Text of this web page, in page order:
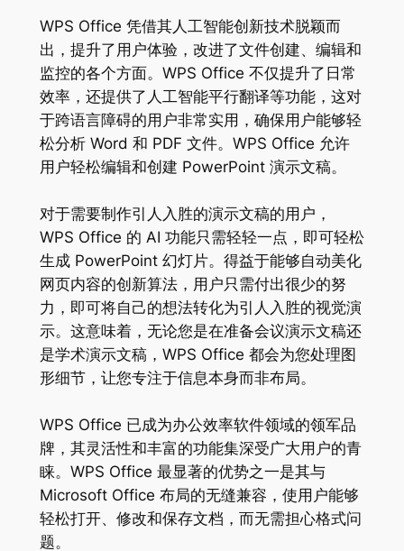
WPS Office 凭借其人工智能创新技术脱颖而
出，提升了用户体验，改进了文件创建、编辑和
监控的各个方面。WPS Office 不仅提升了日常
效率，还提供了人工智能平行翻译等功能，这对
于跨语言障碍的用户非常实用，确保用户能够轻
松分析 Word 和 PDF 文件。WPS Office 允许
用户轻松编辑和创建 PowerPoint 演示文稿。
对于需要制作引人入胜的演示文稿的用户，
WPS Office 的 AI 功能只需轻轻一点，即可轻松
生成 PowerPoint 幻灯片。得益于能够自动美化
网页内容的创新算法，用户只需付出很少的努
力，即可将自己的想法转化为引人入胜的视觉演
示。这意味着，无论您是在准备会议演示文稿还
是学术演示文稿，WPS Office 都会为您处理图
形细节，让您专注于信息本身而非布局。
WPS Office 已成为办公效率软件领域的领军品
牌，其灵活性和丰富的功能集深受广大用户的青
睐。WPS Office 最显著的优势之一是其与
Microsoft Office 布局的无缝兼容，使用户能够
轻松打开、修改和保存文档，而无需担心格式问
题。